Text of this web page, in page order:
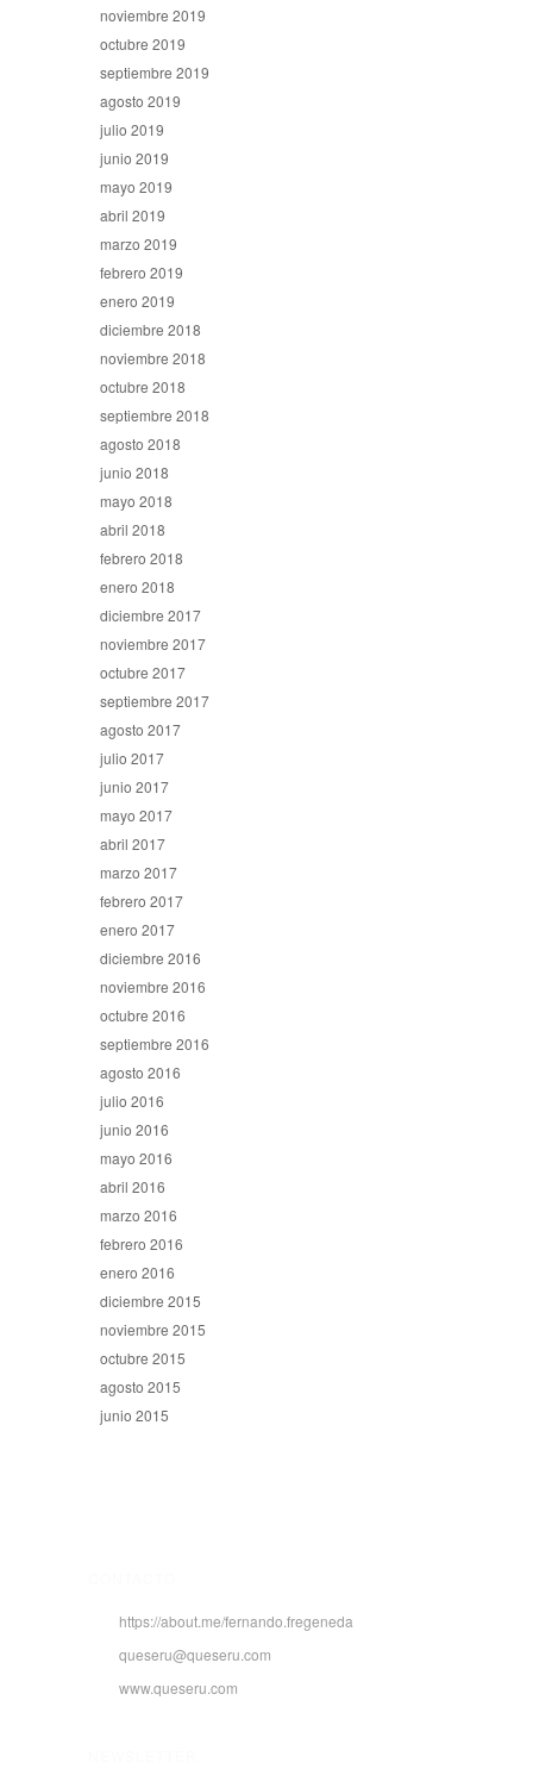
noviembre 2019
octubre 2019
septiembre 2019
agosto 2019
julio 2019
junio 2019
mayo 2019
abril 2019
marzo 2019
febrero 2019
enero 2019
diciembre 2018
noviembre 2018
octubre 2018
septiembre 2018
agosto 2018
junio 2018
mayo 2018
abril 2018
febrero 2018
enero 2018
diciembre 2017
noviembre 2017
octubre 2017
septiembre 2017
agosto 2017
julio 2017
junio 2017
mayo 2017
abril 2017
marzo 2017
febrero 2017
enero 2017
diciembre 2016
noviembre 2016
octubre 2016
septiembre 2016
agosto 2016
julio 2016
junio 2016
mayo 2016
abril 2016
marzo 2016
febrero 2016
enero 2016
diciembre 2015
noviembre 2015
octubre 2015
agosto 2015
junio 2015
https://about.me/fernando.fregeneda
queseru@queseru.com
www.queseru.com